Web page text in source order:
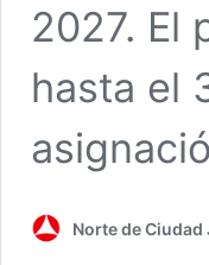
2027. El
hasta el
Norte de Ciudad